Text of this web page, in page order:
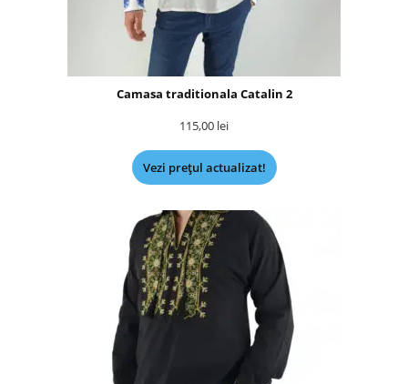
Camasa traditionala Catalin 2
115,00 lei
Vezi prețul actualizat!